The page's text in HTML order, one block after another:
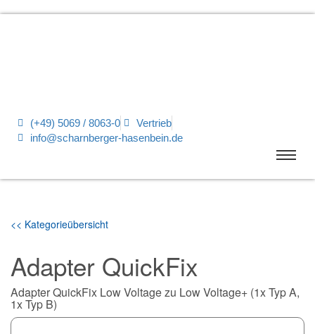
(+49) 5069 / 8063-0
Vertrieb
info@scharnberger-hasenbein.de
<< Kategorieübersicht
Adapter QuickFix
Adapter QuickFix Low Voltage zu Low Voltage+ (1x Typ A,
1x Typ B)